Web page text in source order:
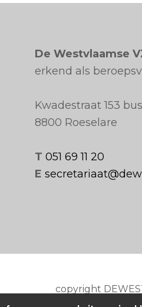
De Westvlaamse
erkend als
Kwadestraat 153 bus
8800 Roeselare
T 051 69 11 20
E
copyright